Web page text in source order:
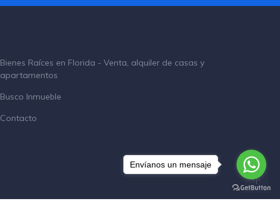
Bienes Raíces en Florida - Venta, alquiler de casas y
apartamentos
Busco Inmueble
Contacto
Envíanos un mensaje